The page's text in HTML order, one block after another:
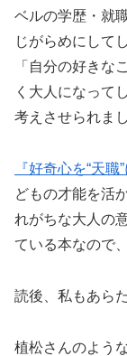
ベルの学歴・就
じがらめにして
「自分の好きな
く大人になって
考えさせられまし
『好奇心を“天
どもの才能を活
れがちな大人の
ている本なので
読後、私もあら
植松さんのよう